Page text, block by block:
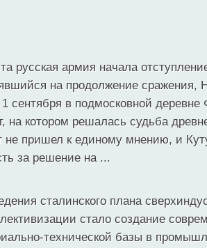
русская армия начала
на продолжение сражения,
сентября в подмосковной деревне
на котором решалась судьба
не пришел к единому мнению, и
за решение на ...
сталинского плана
стало создание
технической базы в